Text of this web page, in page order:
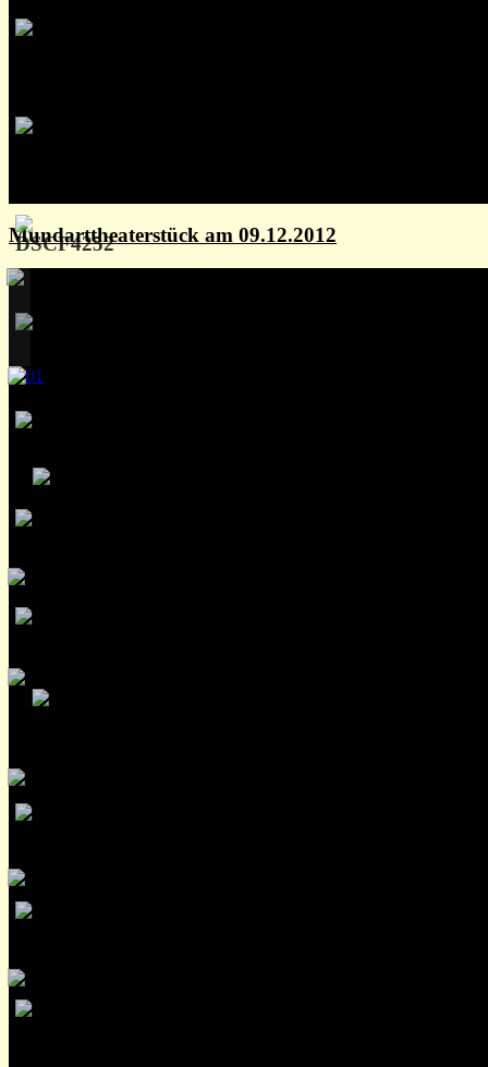
Mundarttheaterstück am 09.12.2012